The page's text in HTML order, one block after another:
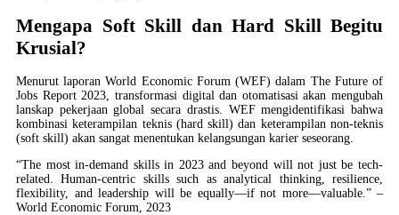
Mengapa Soft Skill dan Hard Skill Begitu
Krusial?
Menurut laporan World Economic Forum (WEF) dalam The Future of
Jobs Report 2023, transformasi digital dan otomatisasi akan mengubah
lanskap pekerjaan global secara drastis. WEF mengidentifikasi bahwa
kombinasi keterampilan teknis (hard skill) dan keterampilan non-teknis
(soft skill) akan sangat menentukan kelangsungan karier seseorang.
“The most in-demand skills in 2023 and beyond will not just be tech-
related. Human-centric skills such as analytical thinking, resilience,
flexibility, and leadership will be equally—if not more—valuable.” –
World Economic Forum, 2023